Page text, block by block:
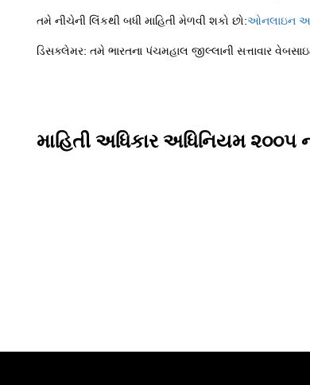
તમે નીચેની લિંકથી બધી માહિતી મેળવી શકો છો:ઓનલાઇન
ડિસક્લેમર: તમે ભારતના પંચમહાલ જીલ્લાની સત્તાવાર
માહિતી અધિકાર અધિનિયમ